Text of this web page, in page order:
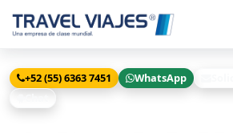
+52 (55) 6363 7451 WhatsApp